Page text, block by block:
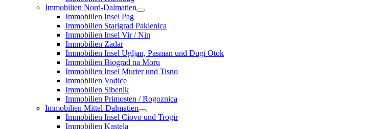
Immobilien Nord-Dalmatien
Immobilien Insel Pag
Immobilien Starigrad Paklenica
Immobilien Insel Vir / Nin
Immobilien Zadar
Immobilien Insel Ugljan, Pasman und Dugi Otok
Immobilien Biograd na Moru
Immobilien Insel Murter und Tisno
Immobilien Vodice
Immobilien Sibenik
Immobilien Primosten / Rogoznica
Immobilien Mittel-Dalmatien
Immobilien Insel Ciovo und Trogir
Immobilien Kastela